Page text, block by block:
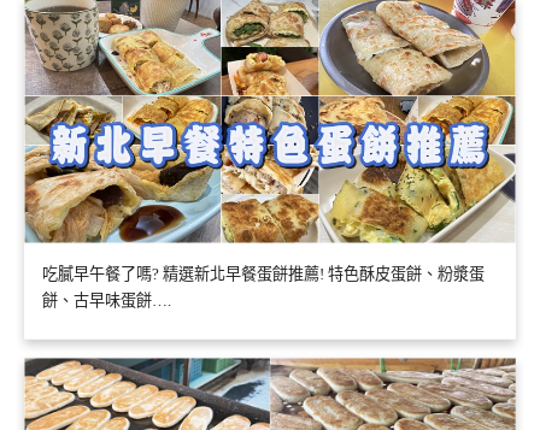
吃膩早午餐了嗎? 精選新北早餐蛋餅推薦! 特色酥皮蛋餅、粉漿蛋
餅、古早味蛋餅….